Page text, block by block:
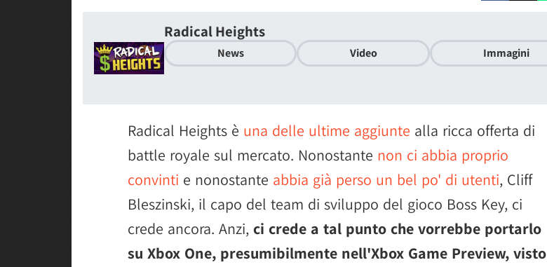
Radical Heights
News Video Immagini
Radical Heights è una delle ultime aggiunte alla ricca offerta di
battle royale sul mercato. Nonostante non ci abbia proprio
convinti e nonostante abbia già perso un bel po' di utenti, Cliff
Bleszinski, il capo del team di sviluppo del gioco Boss Key, ci
crede ancora. Anzi, ci crede a tal punto che vorrebbe portarlo
su Xbox One, presumibilmente nell'Xbox Game Preview, visto